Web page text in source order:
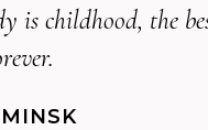
is childhood, the